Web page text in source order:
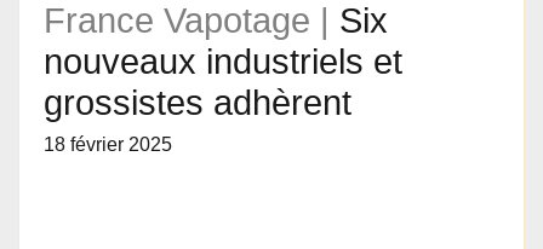
France Vapotage | Six
nouveaux industriels et
grossistes adhèrent
18 février 2025